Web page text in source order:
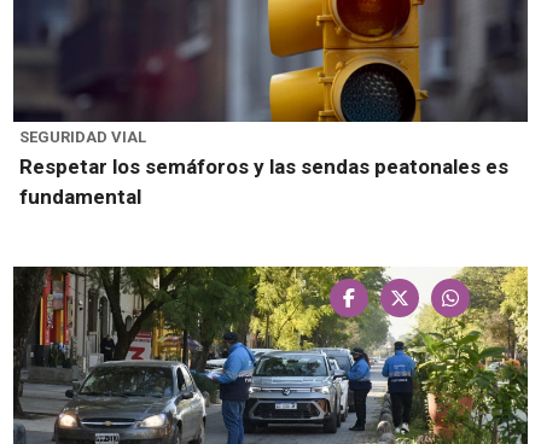
SEGURIDAD VIAL
Respetar los semáforos y las sendas peatonales es
fundamental